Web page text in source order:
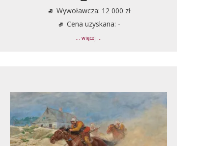
Wywoławcza: 12 000 zł
Cena uzyskana: -
... więcej ...